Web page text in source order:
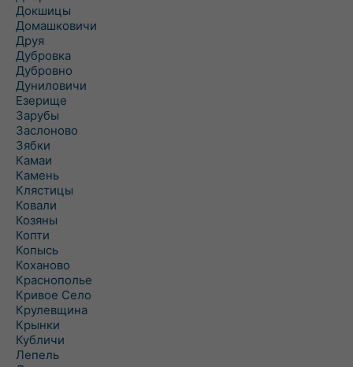
Докшицы
Домашковичи
Друя
Дубровка
Дубровно
Дуниловичи
Езерище
Зарубы
Заслоново
Зябки
Камаи
Камень
Клястицы
Ковали
Козяны
Копти
Копысь
Коханово
Краснополье
Кривое Село
Крулевщина
Крынки
Кубличи
Лепель